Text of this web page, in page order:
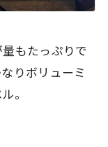
もたっぷりで
りボリューミ
。